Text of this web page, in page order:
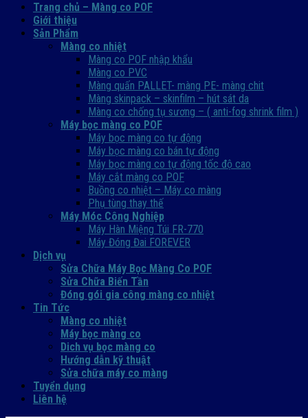
Trang chủ – Màng co POF
Giới thiệu
Sản Phẩm
Màng co nhiệt
Màng co POF nhập khẩu
Màng co PVC
Màng quấn PALLET- màng PE- màng chit
Màng skinpack – skinfilm – hút sát da
Màng co chống tụ sương – ( anti-fog shrink film )
Máy bọc màng co POF
Máy bọc màng co tự động
Máy bọc màng co bán tự động
Máy bọc màng co tự động tốc độ cao
Máy cắt màng co POF
Buồng co nhiệt – Máy co màng
Phụ tùng thay thế
Máy Móc Công Nghiệp
Máy Hàn Miệng Túi FR-770
Máy Đóng Đai FOREVER
Dịch vụ
Sửa Chữa Máy Bọc Màng Co POF
Sửa Chữa Biến Tần
Đóng gói gia công màng co nhiệt
Tin Tức
Màng co nhiệt
Máy bọc màng co
Dich vụ bọc màng co
Hướng dẫn kỹ thuật
Sửa chữa máy co màng
Tuyển dụng
Liên hệ